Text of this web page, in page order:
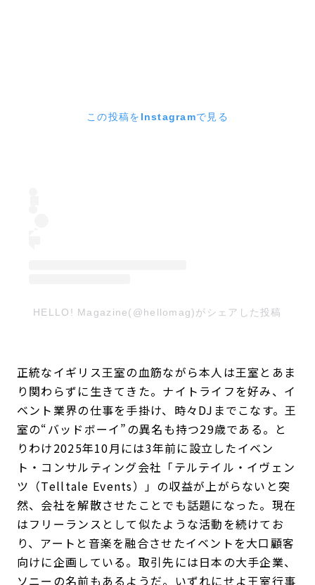
この投稿をInstagramで見る
HELLO! Magazine(@hellomag)がシェアした投稿
正統なイギリス王室の血筋ながら本人は王室とあま
り関わらずに生きてきた。ナイトライフを好み、イ
ベント業界の仕事を手掛け、時々DJまでこなす。王
室の“バッドボーイ”の異名も持つ29歳である。と
りわけ2025年10月には3年前に設立したイベン
ト・コンサルティング会社「テルテイル・イヴェン
ツ（Telltale Events）」の収益が上がらないと突
然、会社を解散させたことでも話題になった。現在
はフリーランスとして似たような活動を続けてお
り、アートと音楽を融合させたイベントを大口顧客
向けに企画している。取引先には日本の大手企業、
ソニーの名前もあるようだ。いずれにせよ王室行事